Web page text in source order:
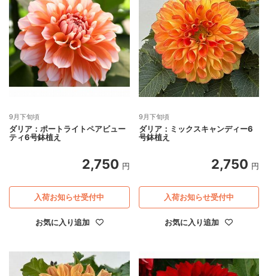
9月下旬頃
ダリア：ポートライトペアビュー
ティ6号鉢植え
2,750 円
お気に入り追加
入荷お知らせ受付中
9月下旬頃
ダリア：ミックスキャンディー6
号鉢植え
2,750 円
お気に入り追加
入荷お知らせ受付中